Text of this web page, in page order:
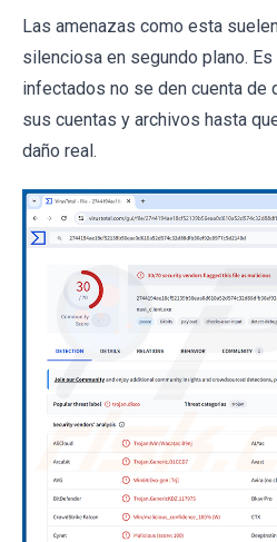
Las amenazas como esta
silenciosa en segundo plano.
infectados no se den cuenta de
sus cuentas y archivos hasta
daño real.